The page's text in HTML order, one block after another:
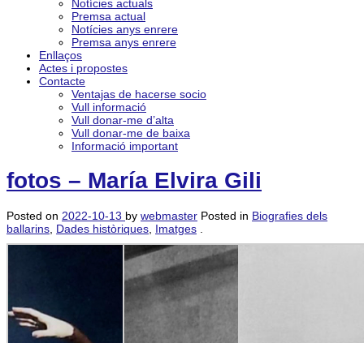
Notícies actuals
Premsa actual
Notícies anys enrere
Premsa anys enrere
Enllaços
Actes i propostes
Contacte
Ventajas de hacerse socio
Vull informació
Vull donar-me d’alta
Vull donar-me de baixa
Informació important
fotos – María Elvira Gili
Posted on 2022-10-13 by webmaster Posted in Biografies dels
ballarins Dades històriques Imatges